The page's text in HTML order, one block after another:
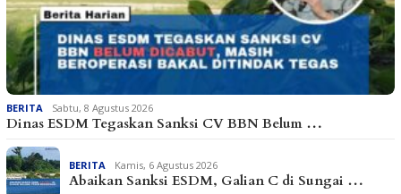
BERITA Sabtu, 8 Agustus 2026
Dinas ESDM Tegaskan Sanksi CV BBN Belum …
BERITA Kamis, 6 Agustus 2026
Abaikan Sanksi ESDM, Galian C di Sungai …